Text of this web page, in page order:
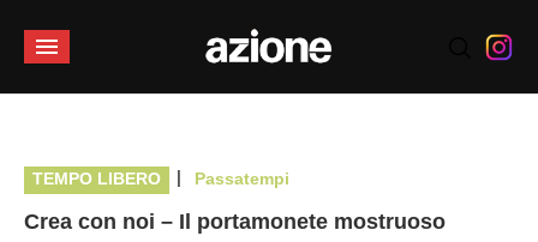
TEMPO LIBERO | Passatempi
Crea con noi – Il portamonete mostruoso